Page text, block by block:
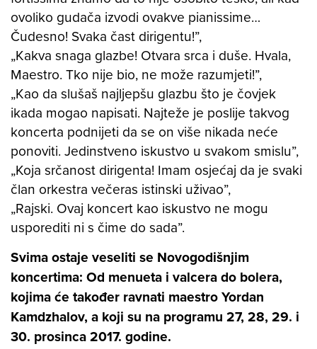
ovoliko gudača izvodi ovakve pianissime…
Čudesno! Svaka čast dirigentu!”,
„Kakva snaga glazbe! Otvara srca i duše. Hvala,
Maestro. Tko nije bio, ne može razumjeti!”,
„Kao da slušaš najljepšu glazbu što je čovjek
ikada mogao napisati. Najteže je poslije takvog
koncerta podnijeti da se on više nikada neće
ponoviti. Jedinstveno iskustvo u svakom smislu”,
„Koja srčanost dirigenta! Imam osjećaj da je svaki
član orkestra večeras istinski uživao”,
„Rajski. Ovaj koncert kao iskustvo ne mogu
usporediti ni s čime do sada”.
Svima ostaje veseliti se Novogodišnjim
koncertima: Od menueta i valcera do bolera,
kojima će također ravnati maestro Yordan
Kamdzhalov, a koji su na programu 27, 28, 29. i
30. prosinca 2017. godine.